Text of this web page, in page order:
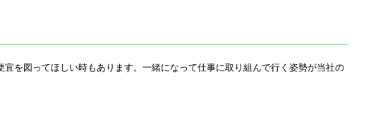
を図ってほしい時もあります。一緒になって仕事に取り組んで行く姿勢が当社の